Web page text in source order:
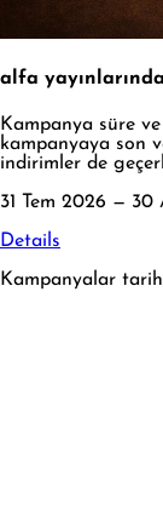
alfa
Kampanya süre ve
kampanyaya son
indirimler de
31 Tem 2026 — 30
Details
Kampanyalar tarih